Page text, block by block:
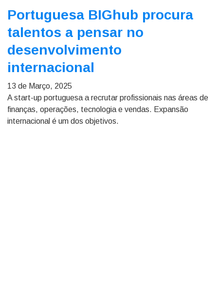
Portuguesa BIGhub procura
talentos a pensar no
desenvolvimento
internacional
13 de Março, 2025
A start-up portuguesa a recrutar profissionais nas áreas de
finanças, operações, tecnologia e vendas. Expansão
internacional é um dos objetivos.